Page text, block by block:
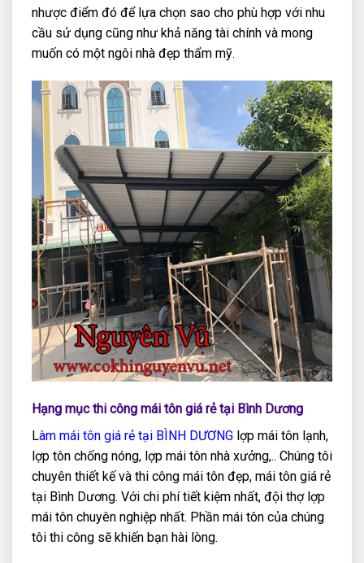
nhược điểm đó để lựa chọn sao cho phù hợp với nhu
cầu sử dụng cũng như khả năng tài chính và mong
muốn có một ngôi nhà đẹp thẩm mỹ.
Hạng mục thi công mái tôn giá rẻ tại Bình Dương
Làm mái tôn giá rẻ tại BÌNH DƯƠNG lợp mái tôn lạnh,
lợp tôn chống nóng, lợp mái tôn nhà xưởng,.. Chúng tôi
chuyên thiết kế và thi công mái tôn đẹp, mái tôn giá rẻ
tại Bình Dương. Với chi phí tiết kiệm nhất, đội thợ lợp
mái tôn chuyên nghiệp nhất. Phần mái tôn của chúng
tôi thi công sẽ khiến bạn hài lòng.